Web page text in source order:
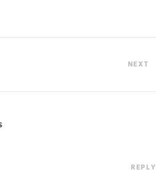
NEXT
REPLY